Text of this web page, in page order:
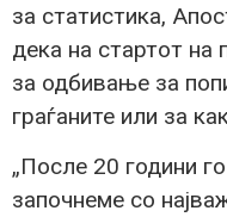
за статистика,
дека на стартот
за одбивање за
граѓаните или за
„После 20 години
започнеме со